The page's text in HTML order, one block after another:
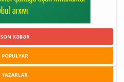
SON XƏBƏR
POPULYAR
YAZARLAR